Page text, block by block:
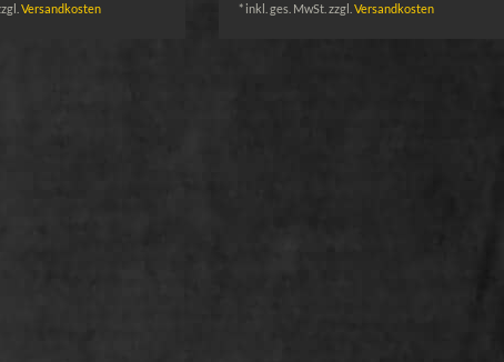
Versandkosten * inkl. ges. MwSt. zzgl.Versandkosten